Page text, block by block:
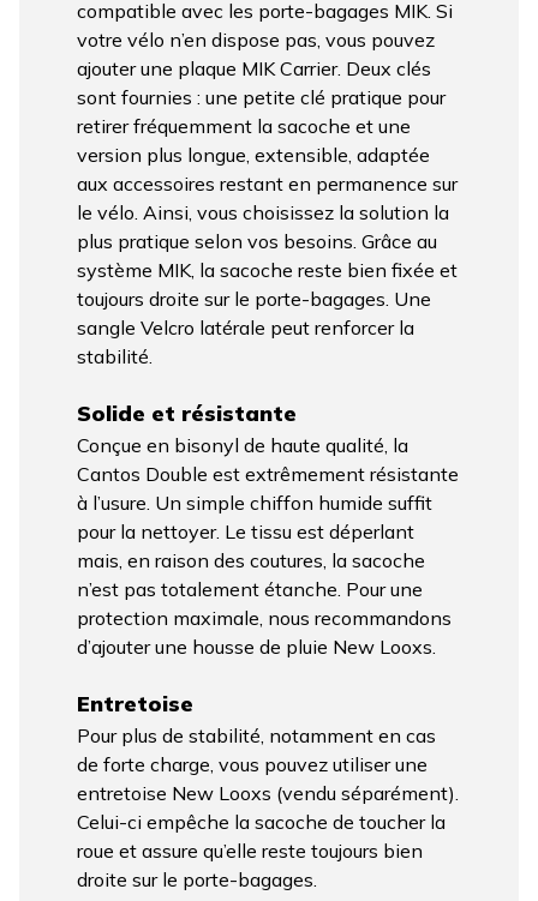
compatible avec les porte-bagages MIK. Si
votre vélo n’en dispose pas, vous pouvez
ajouter une plaque MIK Carrier. Deux clés
sont fournies : une petite clé pratique pour
retirer fréquemment la sacoche et une
version plus longue, extensible, adaptée
aux accessoires restant en permanence sur
le vélo. Ainsi, vous choisissez la solution la
plus pratique selon vos besoins. Grâce au
système MIK, la sacoche reste bien fixée et
toujours droite sur le porte-bagages. Une
sangle Velcro latérale peut renforcer la
stabilité.
Solide et résistante
Conçue en bisonyl de haute qualité, la
Cantos Double est extrêmement résistante
à l’usure. Un simple chiffon humide suffit
pour la nettoyer. Le tissu est déperlant
mais, en raison des coutures, la sacoche
n’est pas totalement étanche. Pour une
protection maximale, nous recommandons
d’ajouter une housse de pluie New Looxs.
Entretoise
Pour plus de stabilité, notamment en cas
de forte charge, vous pouvez utiliser une
entretoise New Looxs (vendu séparément).
Celui-ci empêche la sacoche de toucher la
roue et assure qu’elle reste toujours bien
droite sur le porte-bagages.